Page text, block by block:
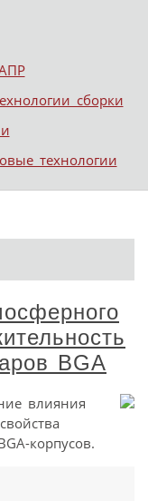
сборки
технологии
BGA
влияния
корпусов.